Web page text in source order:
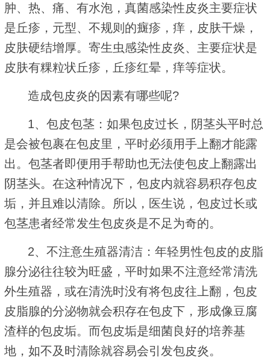
肿、热、痛、有水泡，真菌感染性皮炎主要症状
是丘疹，元型、不规则的癍疹，痒，皮肤干燥，
皮肤硬结增厚。寄生虫感染性皮炎、主要症状是
皮肤有粿粒状丘疹，丘疹红晕，痒等症状。
造成包皮炎的因素有哪些呢?
1、包皮包茎：如果包皮过长，阴茎头平时总
是会被包裹在包皮里，平时必须用手上翻才能露
出。包茎者即便用手帮助也无法使包皮上翻露出
阴茎头。在这种情况下，包皮内就容易积存包皮
垢，并且难以清除。所以，医生说，包皮过长或
包茎患者经常发生包皮炎是不足为奇的。
2、不注意生殖器清洁：年轻男性包皮的皮脂
腺分泌往往较为旺盛，平时如果不注意经常清洗
外生殖器，或在清洗时没有将包皮往上翻，包皮
皮脂腺的分泌物就会积存在包皮下，形成像豆腐
渣样的包皮垢。而包皮垢是细菌良好的培养基
地，如不及时清除就容易会引发包皮炎。